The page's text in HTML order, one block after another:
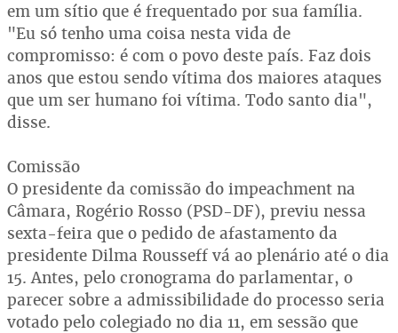
em um sítio que é frequentado por sua família.
"Eu só tenho uma coisa nesta vida de
compromisso: é com o povo deste país. Faz dois
anos que estou sendo vítima dos maiores ataques
que um ser humano foi vítima. Todo santo dia",
disse.
Comissão
O presidente da comissão do impeachment na
Câmara, Rogério Rosso (PSD-DF), previu nessa
sexta-feira que o pedido de afastamento da
presidente Dilma Rousseff vá ao plenário até o dia
15. Antes, pelo cronograma do parlamentar, o
parecer sobre a admissibilidade do processo seria
votado pelo colegiado no dia 11, em sessão que